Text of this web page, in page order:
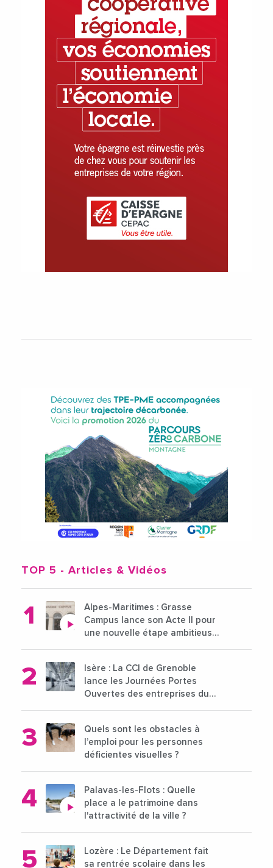
TOP 5 - Articles & Vidéos
Alpes-Maritimes : Grasse
Campus lance son Acte II pour
une nouvelle étape ambitieuse
Isère : La CCI de Grenoble
lance les Journées Portes
Ouvertes des entreprises du
Quels sont les obstacles à
l’emploi pour les personnes
déficientes visuelles ?
Palavas-les-Flots : Quelle
place a le patrimoine dans
l'attractivité de la ville ?
Lozère : Le Département fait
sa rentrée scolaire dans les